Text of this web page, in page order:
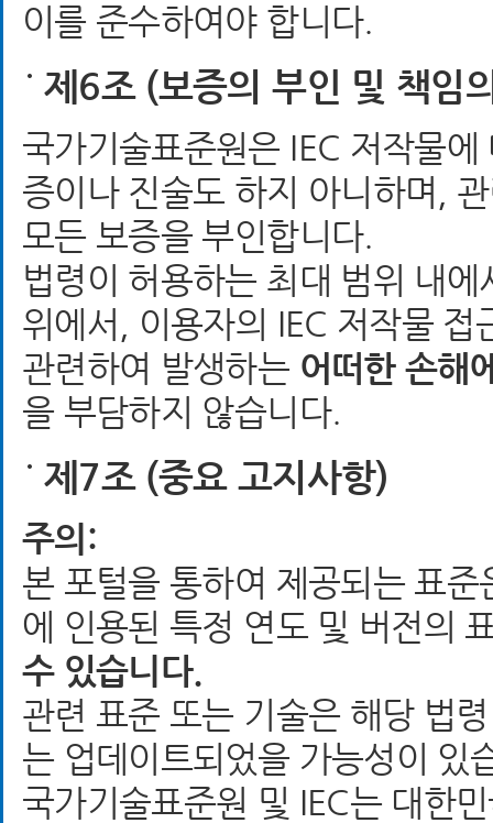
이를 준수하여야 합니다.
제6조 (보증의 부인 및 책임
국가기술표준원은 IEC 저작물
증이나 진술도 하지 아니하며,
모든 보증을 부인합니다.
법령이 허용하는 최대 범위 내
위에서, 이용자의 IEC 저작물
관련하여 발생하는 어떠한 손해
을 부담하지 않습니다.
제7조 (중요 고지사항)
주의:
본 포털을 통하여 제공되는 표
에 인용된 특정 연도 및 버전의
수 있습니다.
관련 표준 또는 기술은 해당 법
는 업데이트되었을 가능성이 있
국가기술표준원 및 IEC는 대한